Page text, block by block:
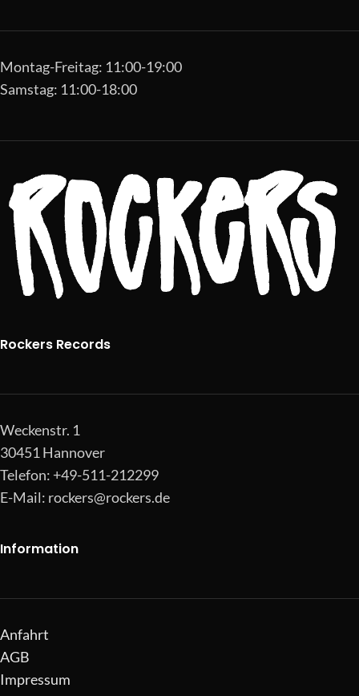
Montag-Freitag: 11:00-19:00
Samstag: 11:00-18:00
Rockers Records
Weckenstr. 1
30451 Hannover
Telefon: +49-511-212299
E-Mail: rockers@rockers.de
Information
Anfahrt
AGB
Impressum